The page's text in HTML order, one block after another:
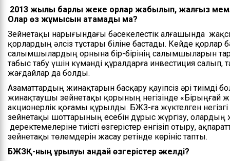
2013 жылы барлық жеке қорлар жабылып, жалғыз
Олар өз жұмысын ақтамады ма?
Зейнетақы нарығындағы бәсекелестік алғашында
қорлардың әлсіз тұстары біліне бастады. Кейде қорлар
салымшылардың орнына бір-бірінің салымшыларын
табыс табу үшін күмәнді құралдарға инвестиция
жағдайлар да болды.
Азаматтардың жинақтарын басқару қауіпсіз әрі тиімді
жинақтаушы зейнетақы қорының негізінде «Бірыңғай
акционерлік қоғамы құрылды. БЖЗҚ-ға жүктелген
зейнетақы шоттарының есебін дұрыс жүргізу,
деректемелеріне тиісті өзгерістер енгізіп отыру,
зейнетақы төлемдерін жасау ретінде көрініс тапты.
БЖЗҚ-ның құрылуы қандай өзгерістер әкелді?